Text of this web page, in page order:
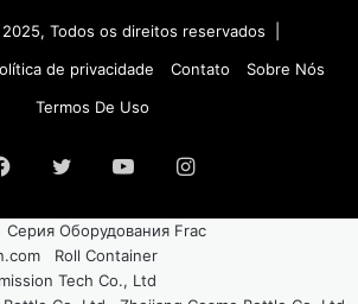
Todos os direitos reservados |
de privacidade Contato
Sobre Nós
Termos De Uso
FacebookTwitter YouTubeInstagram
Серия Оборудования Frac
Roll Container
Tech Co., Ltd